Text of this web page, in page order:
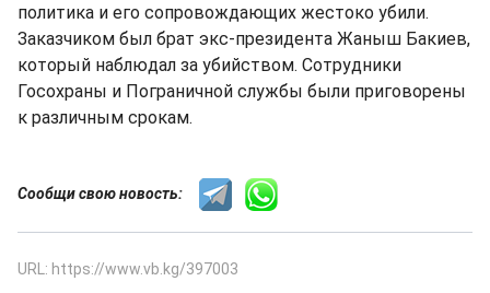
политика и его сопровождающих жестоко убили.
Заказчиком был брат экс-президента Жаныш Бакиев,
который наблюдал за убийством. Сотрудники
Госохраны и Пограничной службы были приговорены
к различным срокам.
Сообщи свою новость:
URL: https://www.vb.kg/397003